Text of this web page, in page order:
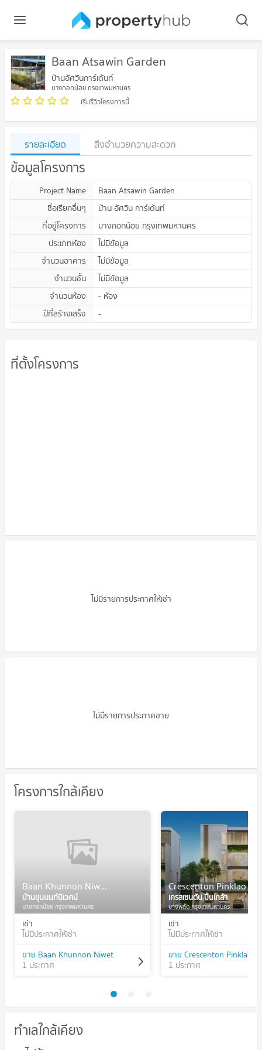
Baan Atsawin Garden
บ้านอัศวินการ์เด้นท์
บางกอกน้อย กรุงเทพมหานคร
เริ่มรีวิวโครงการนี้
รายละเอียด สิ่งอำนวยความสะดวก
ข้อมูลโครงการ
Project Name
Baan Atsawin Garden
ชื่อเรียกอื่นๆ
บ้าน อัศวิน การ์เด้นท์
ที่อยู่โครงการ
บางกอกน้อย กรุงเทพมหานคร
ประเภทห้อง
ไม่มีข้อมูล
จำนวนอาคาร
ไม่มีข้อมูล
จำนวนชั้น
ไม่มีข้อมูล
จำนวนห้อง
- ห้อง
ปีที่สร้างเสร็จ
-
ที่ตั้งโครงการ
ไม่มีรายการประกาศให้เช่า
ไม่มีรายการประกาศขาย
โครงการใกล้เคียง
Baan Khunnon Niwet
บ้านขุนนนท์นิเวศน์
บางกอกน้อย กรุงเทพมหานคร
เช่า
ไม่มีประกาศให้เช่า
ขาย Baan Khunnon Niwet
1 ประกาศ
Crescenton Pinklao
เครสเซนตัน ปิ่นเกล้า
บางพลัด กรุงเทพมหานคร
เช่า
ไม่มีประกาศให้เช่า
ขาย Crescenton Pinklao
1 ประกาศ
ทำเลใกล้เคียง